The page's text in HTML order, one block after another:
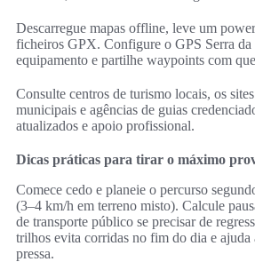
Descarregue mapas offline, leve um
ficheiros GPX. Configure o GPS Serra da
equipamento e partilhe waypoints com
Consulte centros de turismo locais, os
municipais e agências de guias
atualizados e apoio profissional.
Dicas práticas para tirar o máximo
Comece cedo e planeie o percurso
(3–4 km/h em terreno misto). Calcule
de transporte público se precisar de
trilhos evita corridas no fim do dia e ajuda
pressa.